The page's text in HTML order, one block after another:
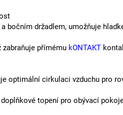
bočním držadlem, umožňuje
zabraňuje přímému kONTAKT
optimální cirkulaci vzduchu pro
topení pro obývací